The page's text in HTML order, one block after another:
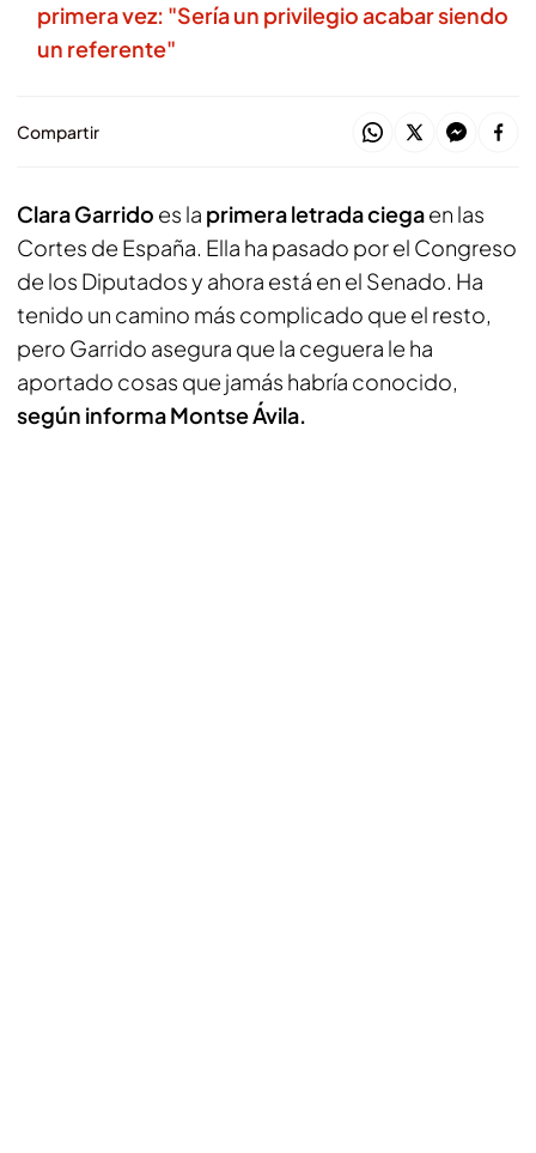
primera vez: "Sería un privilegio acabar siendo
un referente"
Compartir
Clara Garrido es la primera letrada ciegaen las
Cortes de España. Ella ha pasado por el Congreso
de los Diputados y ahora está en el Senado. Ha
tenido un camino más complicado que el resto,
pero Garrido asegura que la ceguera le ha
aportado cosas que jamás habría conocido,
según informa Montse Ávila.